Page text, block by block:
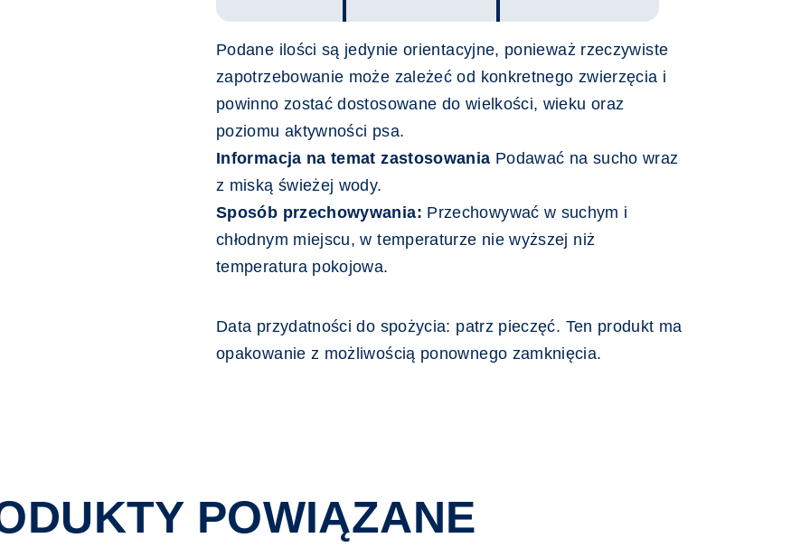
Podane ilości są jedynie orientacyjne, ponieważ rzeczywiste
zapotrzebowanie może zależeć od konkretnego zwierzęcia i
powinno zostać dostosowane do wielkości, wieku oraz
poziomu aktywności psa.
Informacja na temat zastosowania Podawać na sucho wraz
z miską świeżej wody.
Sposób przechowywania: Przechowywać w suchym i
chłodnym miejscu, w temperaturze nie wyższej niż
temperatura pokojowa.
Data przydatności do spożycia: patrz pieczęć. Ten produkt ma
opakowanie z możliwością ponownego zamknięcia.
POWIĄZANE